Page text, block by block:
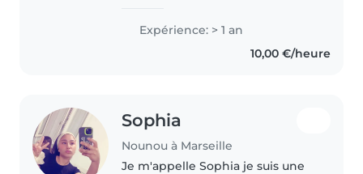
projet. Dotée d'un esprit
d'analyse et d'un excellent sens
de la collaboration, je suis..
Expérience: > 1 an
10,00 €/heure
Sophia
Nounou à Marseille
Je m'appelle Sophia je suis une